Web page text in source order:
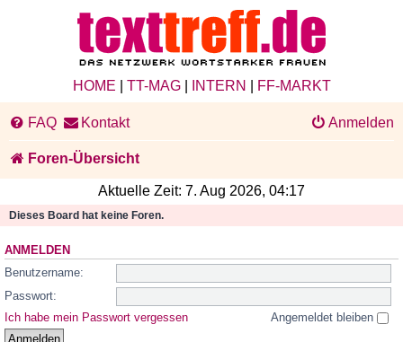
HOME TT-MAG| INTERN FF-MARKT
FAQ Kontakt Anmelden
Foren-Übersicht
Aktuelle Zeit: 7. Aug 2026, 04:17
Dieses Board hat keine Foren.
ANMELDEN
Benutzername:
Passwort:
Ich habe mein Passwort vergessen
Angemeldet bleiben